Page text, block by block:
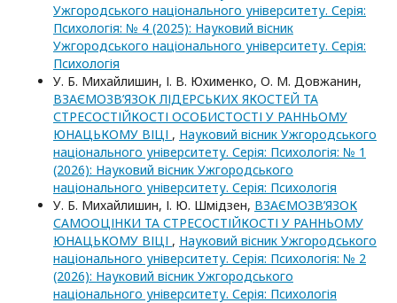
Ужгородського національного університету. Серія:
Психологія: № 4 (2025): Науковий вісник
Ужгородського національного університету. Серія:
Психологія
У. Б. Михайлишин, І. В. Юхименко, О. М. Довжанин,
ВЗАЄМОЗВ’ЯЗОК ЛІДЕРСЬКИХ ЯКОСТЕЙ ТА
СТРЕСОСТІЙКОСТІ ОСОБИСТОСТІ У РАННЬОМУ
ЮНАЦЬКОМУ ВІЦІ , Науковий вісник Ужгородського
національного університету. Серія: Психологія: № 1
(2026): Науковий вісник Ужгородського
національного університету. Серія: Психологія
У. Б. Михайлишин, І. Ю. Шмідзен, ВЗАЄМОЗВ’ЯЗОК
САМООЦІНКИ ТА СТРЕСОСТІЙКОСТІ У РАННЬОМУ
ЮНАЦЬКОМУ ВІЦІ , Науковий вісник Ужгородського
національного університету. Серія: Психологія: № 2
(2026): Науковий вісник Ужгородського
національного університету. Серія: Психологія